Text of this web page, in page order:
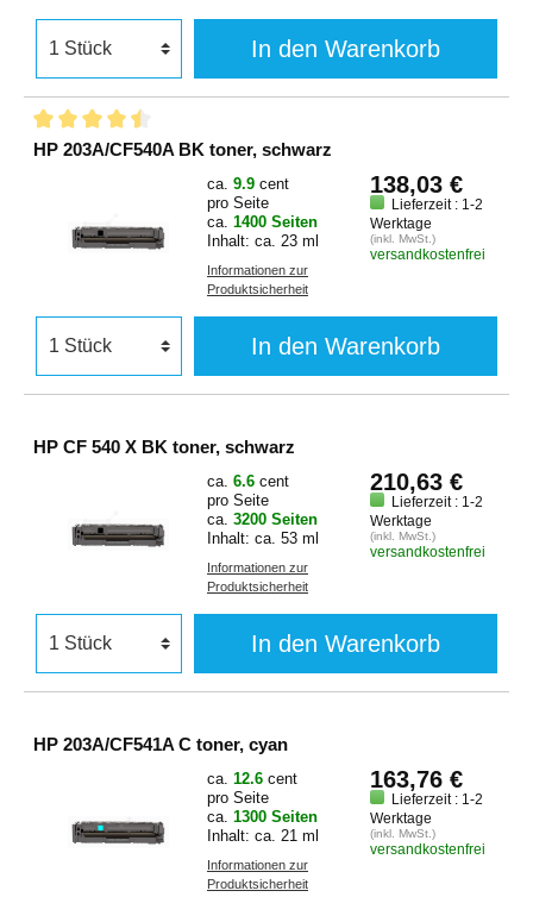
In den Warenkorb
HP 203A/CF540A BK toner, schwarz
ca. 9.9 cent
pro Seite
ca. 1400 Seiten
Inhalt: ca. 23 ml
Informationen zur
Produktsicherheit
138,03 €
Lieferzeit : 1-2
Werktage
(inkl. MwSt.)
versandkostenfrei
In den Warenkorb
HP CF 540 X BK toner, schwarz
ca. 6.6 cent
pro Seite
ca. 3200 Seiten
Inhalt: ca. 53 ml
Informationen zur
Produktsicherheit
210,63 €
Lieferzeit : 1-2
Werktage
(inkl. MwSt.)
versandkostenfrei
In den Warenkorb
HP 203A/CF541A C toner, cyan
ca. 12.6 cent
pro Seite
ca. 1300 Seiten
Inhalt: ca. 21 ml
Informationen zur
Produktsicherheit
163,76 €
Lieferzeit : 1-2
Werktage
(inkl. MwSt.)
versandkostenfrei